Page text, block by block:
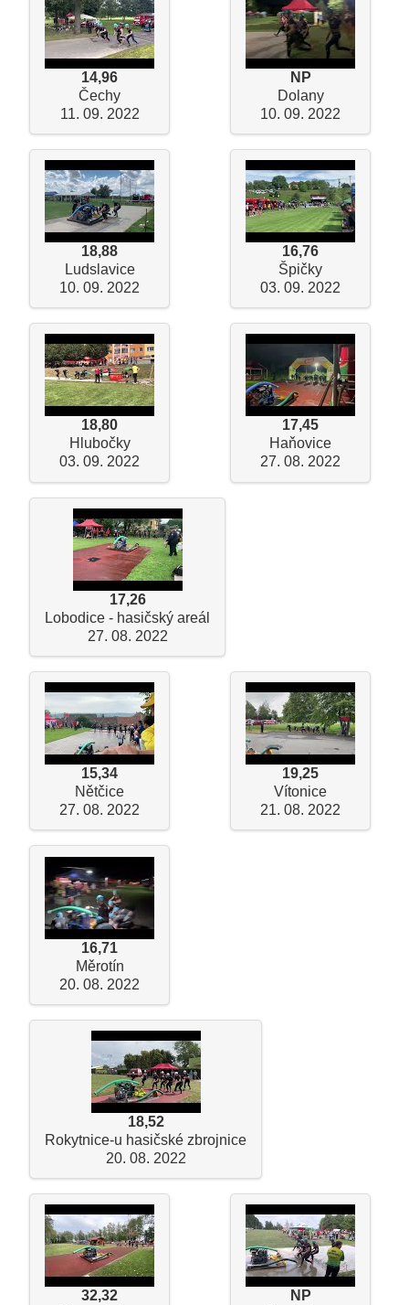
14,96
Čechy
11. 09. 2022
NP
Dolany
10. 09. 2022
18,88
Ludslavice
10. 09. 2022
16,76
Špičky
03. 09. 2022
18,80
Hlubočky
03. 09. 2022
17,45
Haňovice
27. 08. 2022
17,26
Lobodice - hasičský areál
27. 08. 2022
15,34
Nětčice
27. 08. 2022
19,25
Vítonice
21. 08. 2022
16,71
Měrotín
20. 08. 2022
18,52
Rokytnice-u hasičské zbrojnice
20. 08. 2022
32,32
NP